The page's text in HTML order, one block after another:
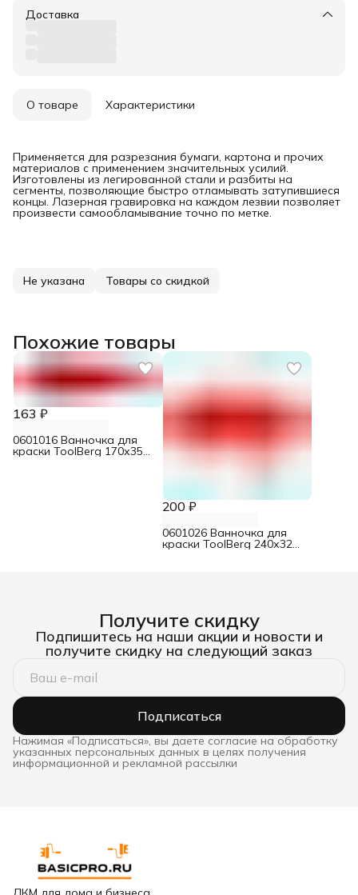
Удобный возврат
Доставка
О товаре Характеристики
Применяется для разрезания бумаги, картона и прочих
материалов с применением значительных усилий.
Изготовлены из легированной стали и разбиты на
сегменты, позволяющие быстро отламывать затупившиеся
концы. Лазерная гравировка на каждом лезвии позволяет
произвести самообламывание точно по метке.
Не указана Товары со скидкой
Похожие товары
163 ₽
0601016 Ванночка для
краски ToolBerg 170х350
200 ₽
0601026 Ванночка для
краски ToolBerg 240х320
Получите скидку
Подпишитесь на наши акции и новости и
получите скидку на следующий заказ
Подписаться
Нажимая «Подписаться», вы даете согласие на обработку
указанных персональных данных в целях получения
информационной и рекламной рассылки